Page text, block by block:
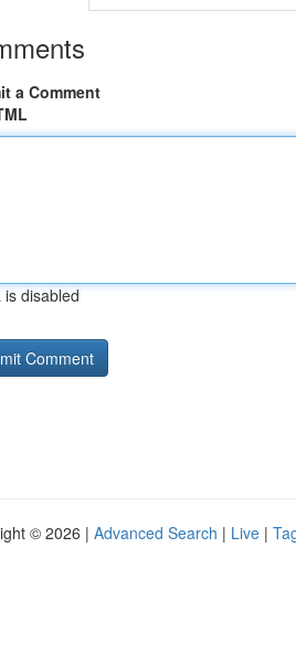
a Comment
is disabled
© 2026 | Advanced Search | Live |